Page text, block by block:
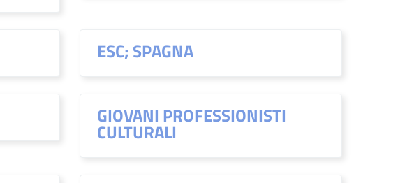
ESC; SPAGNA
GIOVANI PROFESSIONISTI
CULTURALI